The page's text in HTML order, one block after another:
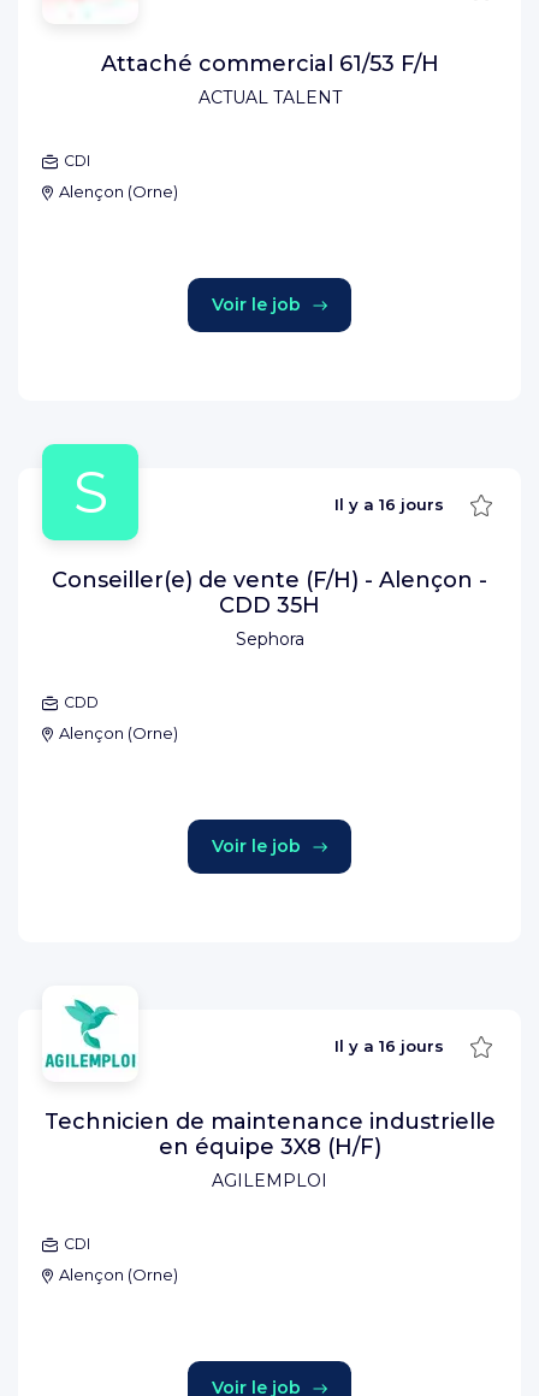
ACTUAL TALENT
Attaché commercial 61/53 F/H
CDI
Alençon (Orne)
Voir le job
S
Sephora
Il y a 16 jours
Conseiller(e) de vente (F/H) - Alençon -
CDD 35H
CDD
Alençon (Orne)
Voir le job
AGILEMPLOI
Il y a 16 jours
Technicien de maintenance industrielle
en équipe 3X8 (H/F)
CDI
Alençon (Orne)
Voir le job